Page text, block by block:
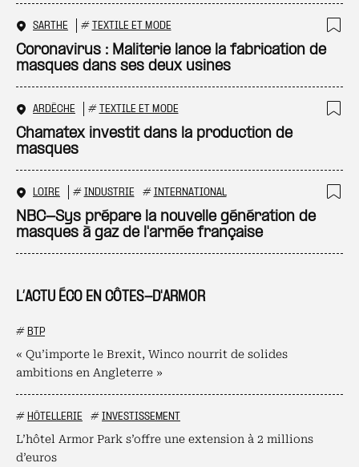
L’ACTU ÉCO EN CÔTES-D'ARMOR
# BTP
« Qu’importe le Brexit, Winco nourrit de solides
ambitions en Angleterre »
# HÔTELLERIE # INVESTISSEMENT
L’hôtel Armor Park s’offre une extension à 2 millions
d’euros
SARTHE # TEXTILE ET MODE
Coronavirus : Maliterie lance la fabrication de
masques dans ses deux usines
ARDÈCHE # TEXTILE ET MODE
Chamatex investit dans la production de
masques
LOIRE # INDUSTRIE # INTERNATIONAL
NBC-Sys prépare la nouvelle génération de
masques à gaz de l'armée française